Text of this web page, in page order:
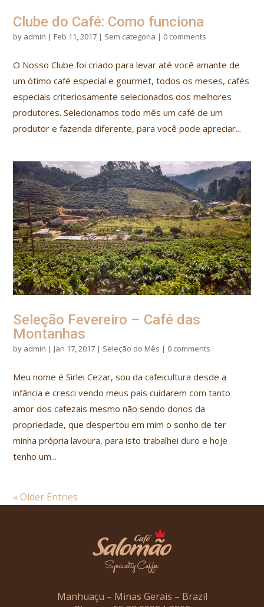
Clube do Café: Como funciona
by admin | Feb 11, 2017 | Sem categoria | 0 comments
O Nosso Clube foi criado para levar até você amante de
um ótimo café especial e gourmet, todos os meses, cafés
especiais criteriosamente selecionados dos melhores
produtores. Selecionamos todo mês um café de um
produtor e fazenda diferente, para você pode apreciar...
Seleção Fevereiro – Café das
Montanhas
by admin | Jan 17, 2017 | Seleção do Mês | 0 comments
Meu nome é Sirlei Cezar, sou da cafeicultura desde a
infância e cresci vendo meus pais cuidarem com tanto
amor dos cafezais mesmo não sendo donos da
propriedade, que despertou em mim o sonho de ter
minha própria lavoura, para isto trabalhei duro e hoje
tenho um...
« Older Entries
Manhuaçu – Minas Gerais – Brazil